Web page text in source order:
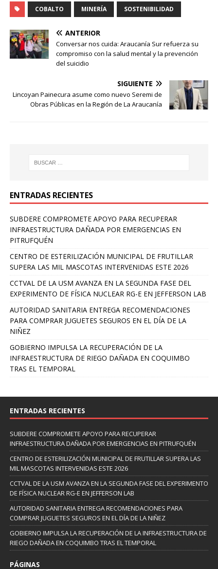
COBALTO MINERÍA SOSTENIBILIDAD
ANTERIOR
Conversar nos cuida: Araucanía Sur refuerza su
compromiso con la salud mental y la prevención
del suicidio
SIGUIENTE
Lincoyan Painecura asume como nuevo Seremi de
Obras Públicas en la Región de La Araucanía
ENTRADAS RECIENTES
SUBDERE COMPROMETE APOYO PARA RECUPERAR
INFRAESTRUCTURA DAÑADA POR EMERGENCIAS EN
PITRUFQUÉN
CENTRO DE ESTERILIZACIÓN MUNICIPAL DE FRUTILLAR
SUPERA LAS MIL MASCOTAS INTERVENIDAS ESTE 2026
CCTVAL DE LA USM AVANZA EN LA SEGUNDA FASE DEL
EXPERIMENTO DE FÍSICA NUCLEAR RG-E EN JEFFERSON LAB
AUTORIDAD SANITARIA ENTREGA RECOMENDACIONES
PARA COMPRAR JUGUETES SEGUROS EN EL DÍA DE LA
NIÑEZ
GOBIERNO IMPULSA LA RECUPERACIÓN DE LA
INFRAESTRUCTURA DE RIEGO DAÑADA EN COQUIMBO
TRAS EL TEMPORAL
ENTRADAS RECIENTES
SUBDERE COMPROMETE APOYO PARA RECUPERAR
INFRAESTRUCTURA DAÑADA POR EMERGENCIAS EN PITRUFQUÉN
CENTRO DE ESTERILIZACIÓN MUNICIPAL DE FRUTILLAR SUPERA LAS
MIL MASCOTAS INTERVENIDAS ESTE 2026
CCTVAL DE LA USM AVANZA EN LA SEGUNDA FASE DEL EXPERIMENTO
DE FÍSICA NUCLEAR RG-E EN JEFFERSON LAB
AUTORIDAD SANITARIA ENTREGA RECOMENDACIONES PARA
COMPRAR JUGUETES SEGUROS EN EL DÍA DE LA NIÑEZ
GOBIERNO IMPULSA LA RECUPERACIÓN DE LA INFRAESTRUCTURA DE
RIEGO DAÑADA EN COQUIMBO TRAS EL TEMPORAL
PÁGINAS